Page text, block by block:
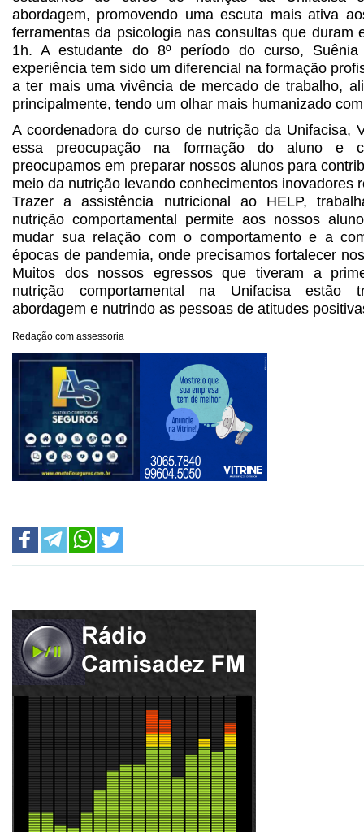
abordagem, promovendo uma escuta mais ativa
ferramentas da psicologia nas consultas que duram
1h. A estudante do 8º período do curso,
experiência tem sido um diferencial na formação
a ter mais uma vivência de mercado de trabalho,
principalmente, tendo um olhar mais humanizado
A coordenadora do curso de nutrição da Unifacisa,
essa preocupação na formação do aluno e
preocupamos em preparar nossos alunos para
meio da nutrição levando conhecimentos inovadores
Trazer a assistência nutricional ao HELP,
nutrição comportamental permite aos nossos
mudar sua relação com o comportamento e a
épocas de pandemia, onde precisamos fortalecer
Muitos dos nossos egressos que tiveram a
nutrição comportamental na Unifacisa estão
abordagem e nutrindo as pessoas de atitudes
Redação com assessoria